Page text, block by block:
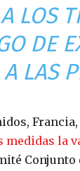
LOS
DE
A LAS
la